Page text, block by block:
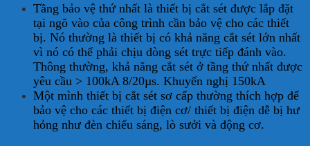
Tầng bảo vệ thứ nhất là thiết bị cắt sét được lắp đặt
tại ngõ vào của công trình cần bảo vệ cho các thiết
bị. Nó thường là thiết bị có khả năng cắt sét lớn nhất
vì nó có thể phải chịu dòng sét trực tiếp đánh vào.
Thông thường, khả năng cắt sét ở tầng thứ nhất được
yêu cầu > 100kA 8/20µs. Khuyến nghị 150kA
Một mình thiết bị cắt sét sơ cấp thường thích hợp để
bảo vệ cho các thiết bị điện cơ/ thiết bị điện dễ bị hư
hỏng như đèn chiếu sáng, lò sưởi và động cơ.